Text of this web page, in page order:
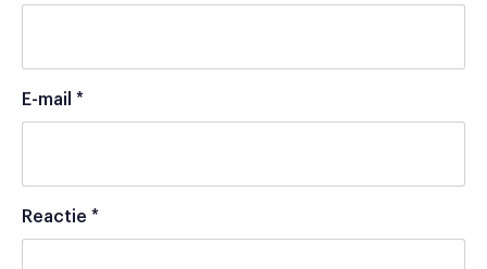
E-mail *
Reactie *